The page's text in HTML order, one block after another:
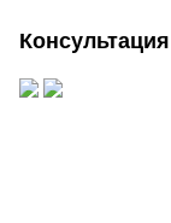
Консультация